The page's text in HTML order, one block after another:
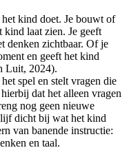
kind doet. Je bouwt of
kind laat zien. Je geeft
denken zichtbaar. Of je
en geeft het kind
Luit, 2024).
spel en stelt vragen die
dat het alleen vragen
nog geen nieuwe
dicht bij wat het kind
van banende instructie:
en taal.